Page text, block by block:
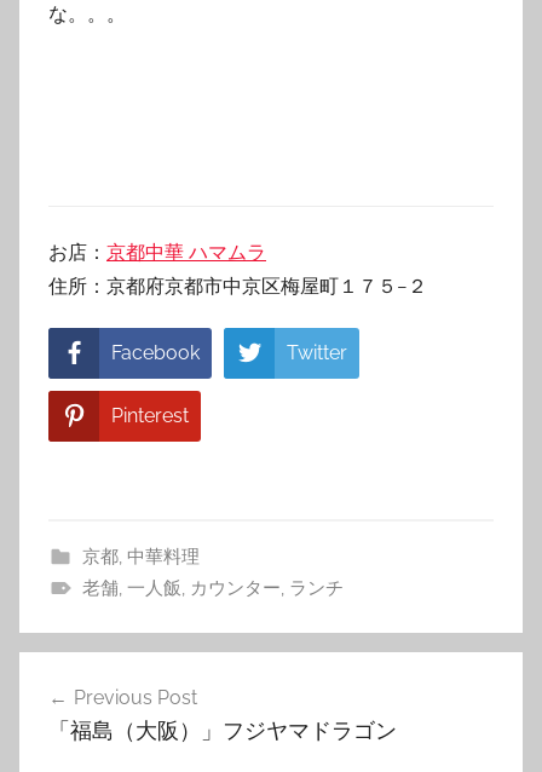
な。。。
お店： 京都中華 ハマムラ
住所：京都府京都市中京区梅屋町１７５−２
Facebook Twitter
Pinterest
京都, 中華料理
老舗, 一人飯 カウンター ランチ
Previous Post
「福島（大阪）」フジヤマドラゴン